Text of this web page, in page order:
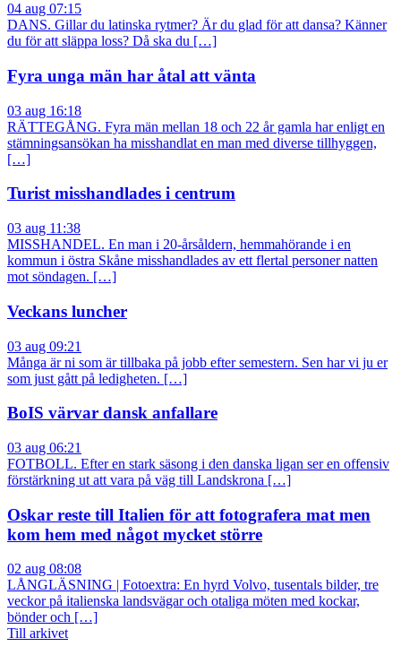
04 aug 07:15
DANS. Gillar du latinska rytmer? Är du glad för att dansa? Känner
du för att släppa loss? Då ska du […]
Fyra unga män har åtal att vänta
03 aug 16:18
RÄTTEGÅNG. Fyra män mellan 18 och 22 år gamla har enligt en
stämningsansökan ha misshandlat en man med diverse tillhyggen,
[…]
Turist misshandlades i centrum
03 aug 11:38
MISSHANDEL. En man i 20-årsåldern, hemmahörande i en
kommun i östra Skåne misshandlades av ett flertal personer natten
mot söndagen. […]
Veckans luncher
03 aug 09:21
Många är ni som är tillbaka på jobb efter semestern. Sen har vi ju er
som just gått på ledigheten. […]
BoIS värvar dansk anfallare
03 aug 06:21
FOTBOLL. Efter en stark säsong i den danska ligan ser en offensiv
förstärkning ut att vara på väg till Landskrona […]
Oskar reste till Italien för att fotografera mat men
kom hem med något mycket större
02 aug 08:08
LÅNGLÄSNING | Fotoextra: En hyrd Volvo, tusentals bilder, tre
veckor på italienska landsvägar och otaliga möten med kockar,
bönder och […]
Till arkivet